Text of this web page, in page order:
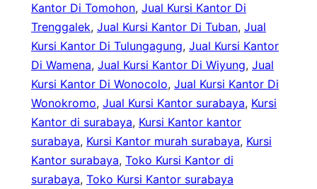
Kantor Di Tomohon, Jual Kursi Kantor Di
Trenggalek, Jual Kursi Kantor Di Tuban, Jual
Kursi Kantor Di Tulungagung, Jual Kursi Kantor
Di Wamena, Jual Kursi Kantor Di Wiyung, Jual
Kursi Kantor Di Wonocolo, Jual Kursi Kantor Di
Wonokromo, Jual Kursi Kantor surabaya, Kursi
Kantor di surabaya, Kursi Kantor kantor
surabaya, Kursi Kantor murah surabaya, Kursi
Kantor surabaya, Toko Kursi Kantor di
surabaya, Toko Kursi Kantor surabaya